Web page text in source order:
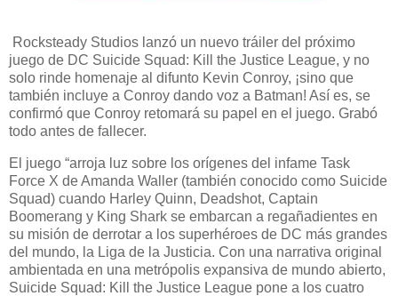
Rocksteady Studios lanzó un nuevo tráiler del próximo
juego de DC Suicide Squad: Kill the Justice League, y no
solo rinde homenaje al difunto Kevin Conroy, ¡sino que
también incluye a Conroy dando voz a Batman! Así es, se
confirmó que Conroy retomará su papel en el juego. Grabó
todo antes de fallecer.
El juego “arroja luz sobre los orígenes del infame Task
Force X de Amanda Waller (también conocido como Suicide
Squad) cuando Harley Quinn, Deadshot, Captain
Boomerang y King Shark se embarcan a regañadientes en
su misión de derrotar a los superhéroes de DC más grandes
del mundo, la Liga de la Justicia. Con una narrativa original
ambientada en una metrópolis expansiva de mundo abierto,
Suicide Squad: Kill the Justice League pone a los cuatro